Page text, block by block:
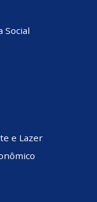
Social
e Lazer